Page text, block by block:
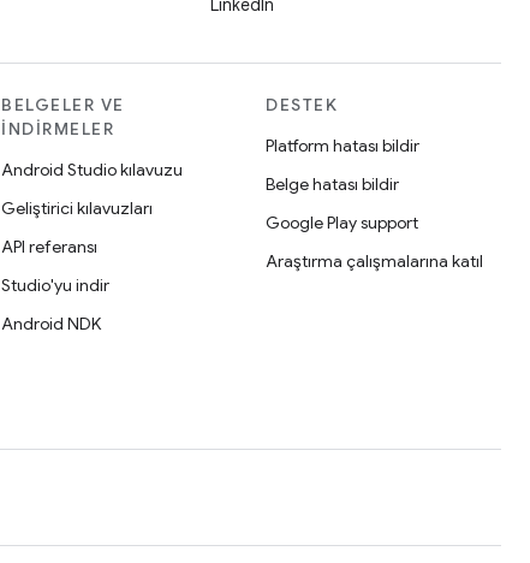
LinkedIn
BELGELER VE
İNDIRMELER
Android Studio kılavuzu
Geliştirici kılavuzları
API referansı
Studio'yu indir
Android NDK
DESTEK
Platform hatası bildir
Belge hatası bildir
Google Play support
Araştırma çalışmalarına katıl